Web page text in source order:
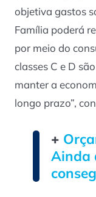
objetiva gastos
Família poderá
por meio do
classes C e D
manter a
longo prazo”,
+
Ainda